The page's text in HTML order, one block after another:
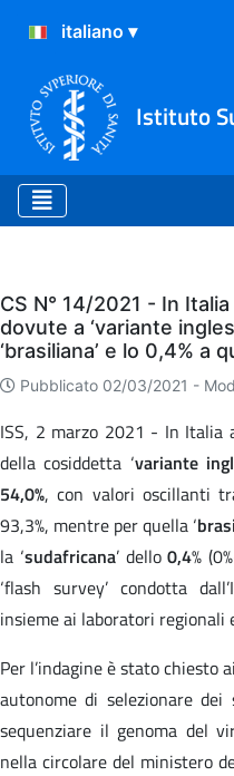
Istituto
Eventi
CS N° 14/2021 - In
dovute a ‘variante
‘brasiliana’ e lo 0,4% a
Pubblicato 02/03/2021 -
ISS, 2 marzo 2021 - In Italia
della cosiddetta ‘variante
54,0%, con valori oscillanti
93,3%, mentre per quella ‘
la ‘sudafricana’ dello0,4%
‘flash survey’ condotta
insieme ai laboratori regionali
Per l’indagine è stato chiesto
autonome di selezionare
sequenziare il genoma del
nella circolare del ministero